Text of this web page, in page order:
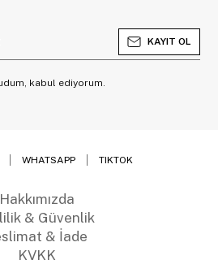
KAYIT OL
kabul ediyorum.
WHATSAPP TIKTOK
Hakkımızda
& Güvenlik
& İade
KVKK